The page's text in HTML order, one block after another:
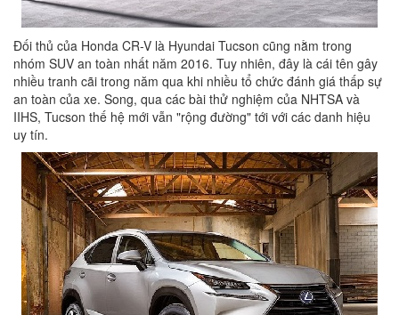
Đối thủ của Honda CR-V là Hyundai Tucson cũng nằm trong
nhóm SUV an toàn nhất năm 2016. Tuy nhiên, đây là cái tên gây
nhiều tranh cãi trong năm qua khi nhiều tổ chức đánh giá thấp sự
an toàn của xe. Song, qua các bài thử nghiệm của NHTSA và
IIHS, Tucson thế hệ mới vẫn "rộng đường" tới với các danh hiệu
uy tín.